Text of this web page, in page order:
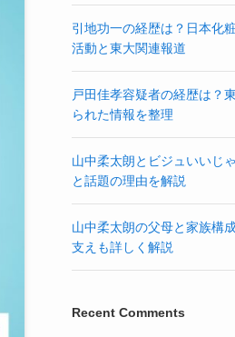
引地功一の経歴は？日本化
活動と東大関連報道
戸田佳孝容疑者の経歴は？
られた情報を整理
山中柔太朗とビジュいいじ
と話題の理由を解説
山中柔太朗の父母と家族構
支えも詳しく解説
Recent Comments